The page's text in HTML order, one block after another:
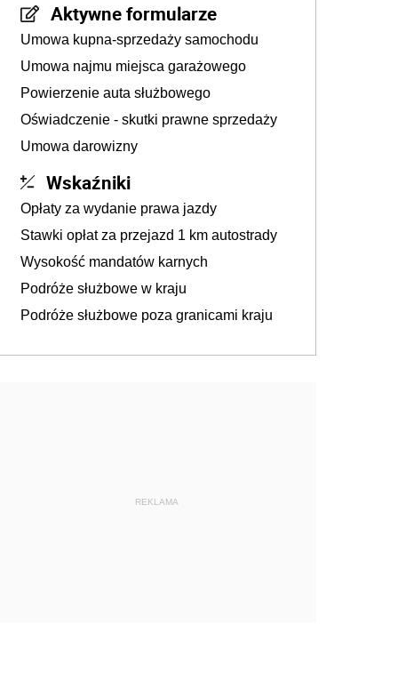
Aktywne formularze
Umowa kupna-sprzedaży samochodu
Umowa najmu miejsca garażowego
Powierzenie auta służbowego
Oświadczenie - skutki prawne sprzedaży
Umowa darowizny
Wskaźniki
Opłaty za wydanie prawa jazdy
Stawki opłat za przejazd 1 km autostrady
Wysokość mandatów karnych
Podróże służbowe w kraju
Podróże służbowe poza granicami kraju
REKLAMA